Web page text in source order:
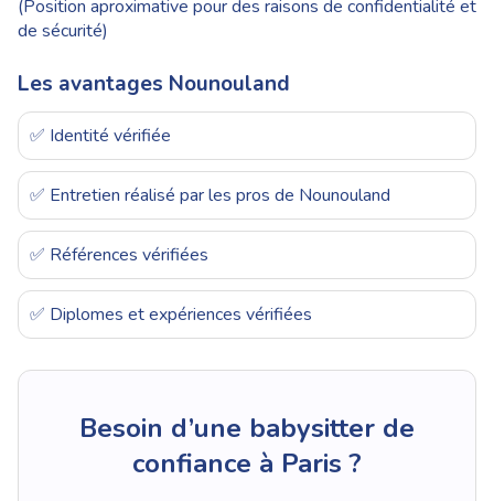
(Position aproximative pour des raisons de confidentialité et
de sécurité)
Les avantages Nounouland
✅ Identité vérifiée
✅ Entretien réalisé par les pros de Nounouland
✅ Références vérifiées
✅ Diplomes et expériences vérifiées
Besoin d’une babysitter de
confiance à Paris ?